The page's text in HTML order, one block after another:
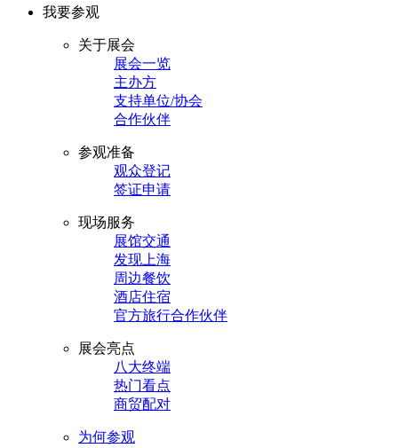
我要参观
关于展会
展会一览
主办方
支持单位/协会
合作伙伴
参观准备
观众登记
签证申请
现场服务
展馆交通
发现上海
周边餐饮
酒店住宿
官方旅行合作伙伴
展会亮点
八大终端
热门看点
商贸配对
为何参观